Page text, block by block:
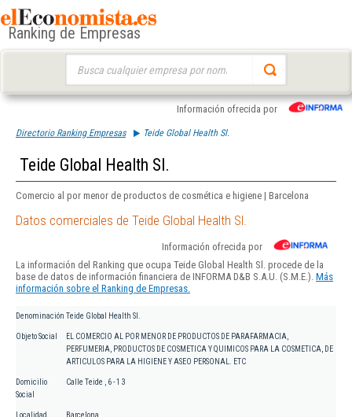
Ranking de Empresas
Información ofrecida por
Directorio Ranking Empresas Teide Global Health Sl.
Teide Global Health Sl.
Comercio al por menor de productos de cosmética e higiene | Barcelona
Datos comerciales de Teide Global Health Sl.
Información ofrecida por
La información del Ranking que ocupa Teide Global Health Sl. procede de la
base de datos de información financiera de INFORMA D&B S.A.U. (S.M.E.). Más
información sobre el Ranking de Empresas.
Denominación Teide Global Health Sl.
Objeto Social
EL COMERCIO AL POR MENOR DE PRODUCTOS DE PARAFARMACIA,
PERFUMERIA, PRODUCTOS DE COSMETICA Y QUIMICOS PARA LA COSMETICA, DE
ARTICULOS PARA LA HIGIENE Y ASEO PERSONAL. ETC
Domicilio
Social
Calle Teide , 6 - 1 3